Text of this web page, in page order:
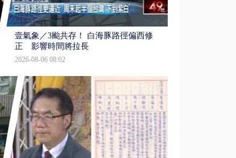
壹氣象／3颱共存！ 白海豚路徑偏西修
正 影響時間將拉長
2026-08-06 08:02